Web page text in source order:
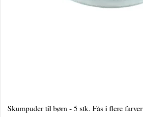
Skumpuder til børn - 5 stk. Fås i flere farver